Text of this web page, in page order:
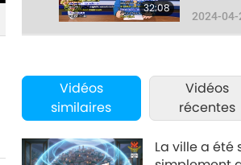
32:08
2024-04-
29
2024-04-
Vidéos
similaires
Vidéos
récentes
La ville a été